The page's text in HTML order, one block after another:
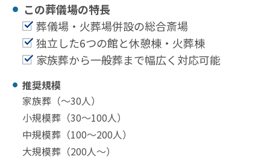
この葬儀場の特⻑
葬儀場・火葬場併設の総合斎場
独立した6つの館と休憩棟・火葬棟
家族葬から一般葬まで幅広く対応可能
推奨規模
家族葬（〜30⼈）
小規模葬（30〜100⼈）
中規模葬（100〜200⼈）
大規模葬（200⼈〜）